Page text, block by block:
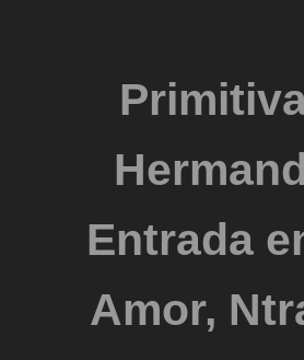
Entrada
Amor,